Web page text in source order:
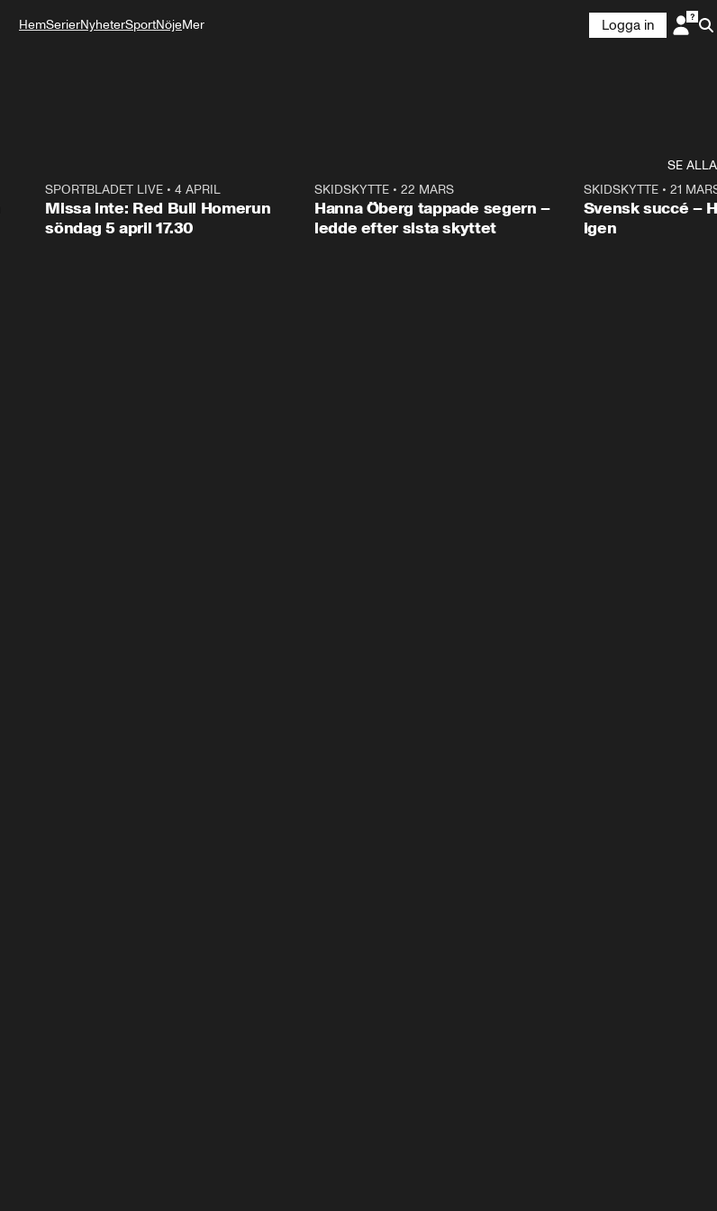
HemSerierNyheterSportNöjeMer
Logga in
SE ALLA
1:03SPORTBLADET LIVE •4 APRIL
Missa inte: Red Bull Homerun
söndag 5 april 17.30
SKIDSKYTTE• 22 MARS
Hanna Öberg tappade segern –
ledde efter sista skyttet
SKIDSKYTTE• 21
Svensk succé –
igen